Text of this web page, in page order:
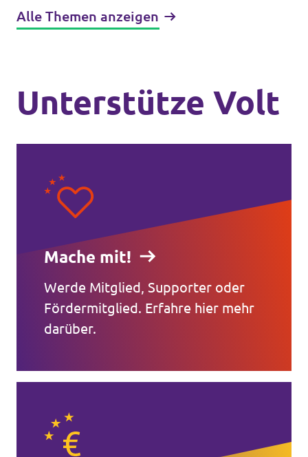
Alle Themen anzeigen
Unterstütze Volt
Mache mit!
Werde Mitglied, Supporter oder
Fördermitglied. Erfahre hier mehr
darüber.